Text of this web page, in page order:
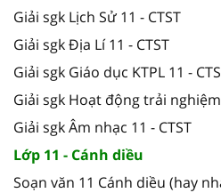
Giải sgk Lịch Sử 11 - CTST
Giải sgk Địa Lí 11 - CTST
Giải sgk Giáo dục KTPL 11 -
Giải sgk Hoạt động trải nghiệm
Giải sgk Âm nhạc 11 - CTST
Lớp 11 - Cánh diều
Soạn văn 11 Cánh diều (hay